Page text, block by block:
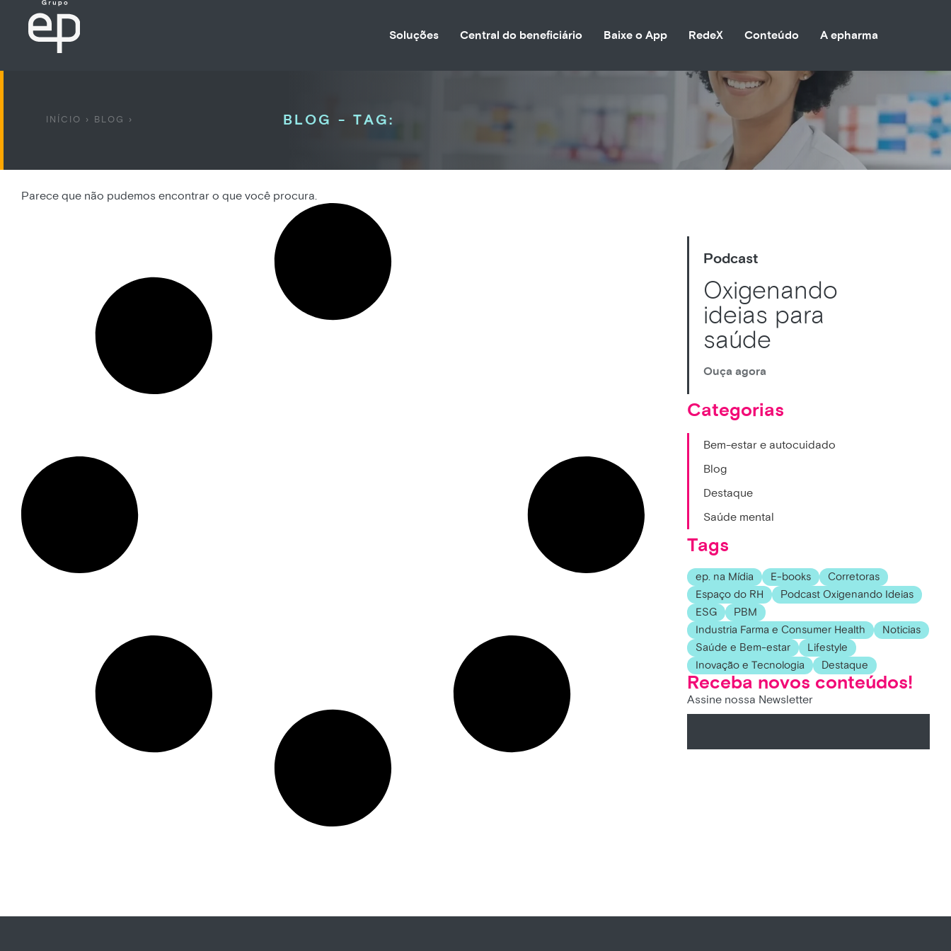
Soluções Central do beneficiário Baixe o App RedeX Conteúdo A epharma
INÍCIO › BLOG › BLOG - TAG:
Parece que não pudemos encontrar o que você procura.
Podcast
Oxigenando
ideias para
saúde
Ouça agora
Categorias
Bem-estar e autocuidado
Blog
Destaque
Saúde mental
Tags
ep. na Mídia E-books
Corretoras
Espaço do RH
Podcast Oxigenando Ideias
ESG
PBM
Industria Farma e Consumer Health
Noticias
Saúde e Bem-estar
Lifestyle
Inovação e Tecnologia
Destaque
Receba novos conteúdos!
Assine nossa Newsletter